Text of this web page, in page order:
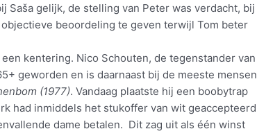
Saša gelijk, de stelling van Peter was verdacht, bij
beoordeling te geven terwijl Tom beter
kentering. Nico Schouten, de tegenstander van
geworden en is daarnaast bij de meeste mensen
(1977). Vandaag plaatste hij een boobytrap
had inmiddels het stukoffer van wit geaccepteerd
dame betalen. Dit zag uit als één winst